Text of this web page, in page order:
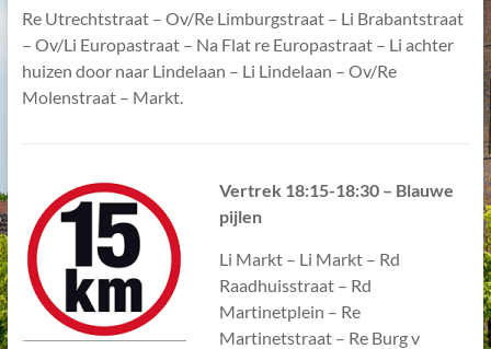
Re Utrechtstraat – Ov/Re Limburgstraat – Li Brabantstraat
– Ov/Li Europastraat – Na Flat re Europastraat – Li achter
huizen door naar Lindelaan – Li Lindelaan – Ov/Re
Molenstraat – Markt.
Vertrek 18:15-18:30 – Blauwe
pijlen
Li Markt – Li Markt – Rd
Raadhuisstraat – Rd
Martinetplein – Re
Martinetstraat – Re Burg v